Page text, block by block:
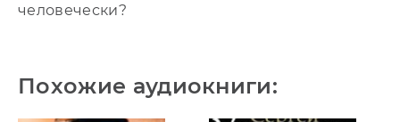
человечески?
Похожие аудиокниги: